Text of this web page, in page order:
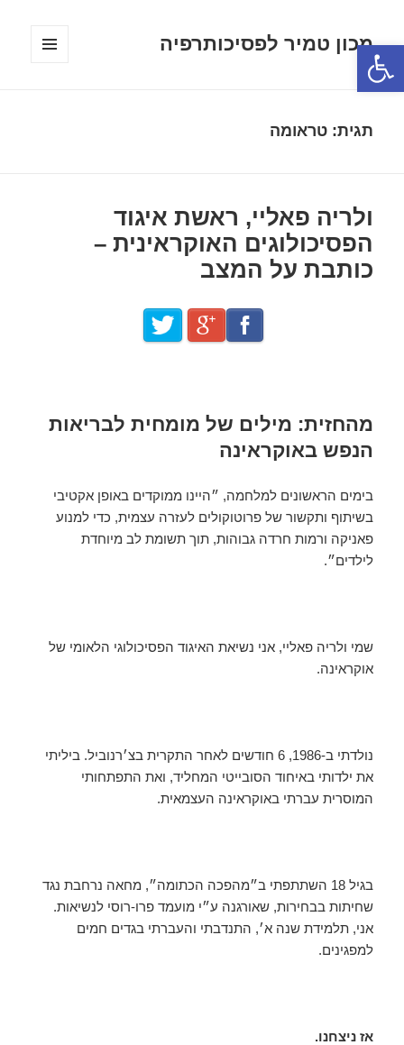
פתח סרגל נגישות
מכון טמיר לפסיכותרפיה
תגית:טראומה
ולריה פאליי, ראשת איגוד
הפסיכולוגים האוקראינית –
כותבת על המצב
מהחזית: מילים של מומחית לבריאות
הנפש באוקראינה
בימים הראשונים למלחמה, ״היינו ממוקדים באופן אקטיבי
בשיתוף ותקשור של פרוטוקולים לעזרה עצמית, כדי למנוע
פאניקה ורמות חרדה גבוהות, תוך תשומת לב מיוחדת
לילדים״.
שמי ולריה פאליי, אני נשיאת האיגוד הפסיכולוגי הלאומי של
אוקראינה.
נולדתי ב-1986, 6 חודשים לאחר התקרית בצ׳רנוביל. ביליתי
את ילדותי באיחוד הסובייטי המחליד, ואת התפתחותי
המוסרית עברתי באוקראינה העצמאית.
בגיל 18 השתתפתי ב״מהפכה הכתומה״, מחאה נרחבת נגד
שחיתות בבחירות, שאורגנה ע״י מועמד פרו-רוסי לנשיאות.
אני, תלמידת שנה א׳, התנדבתי והעברתי בגדים חמים
למפגינים.
אז ניצחנו.